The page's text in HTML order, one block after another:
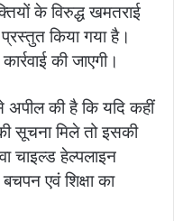
के विरुद्ध खमतराई
किया गया है।
की जाएगी।
की है कि यदि कहीं
सूचना मिले तो इसकी
चाइल्ड हेल्पलाइन
एवं शिक्षा का